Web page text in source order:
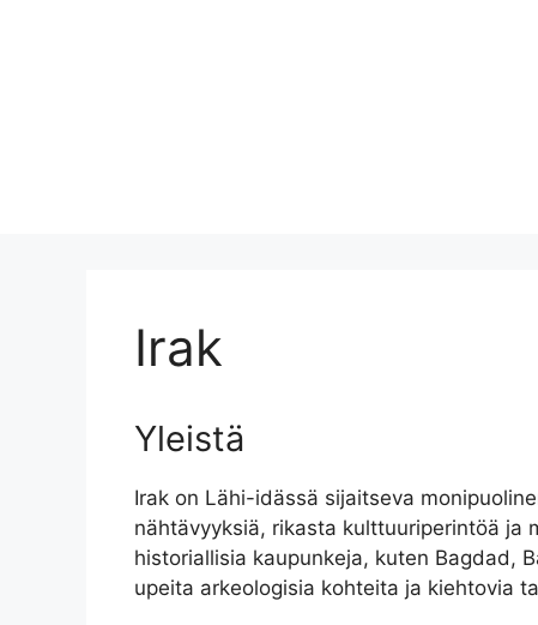
Irak
Yleistä
Irak on Lähi-idässä sijaitseva
nähtävyyksiä, rikasta kulttuuriperintöä ja
historiallisia kaupunkeja, kuten Bagdad,
upeita arkeologisia kohteita ja kiehtovia